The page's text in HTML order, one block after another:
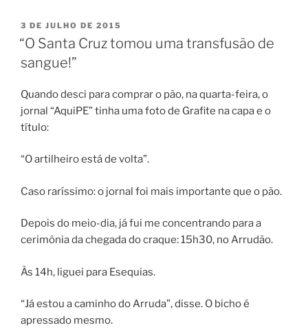
PUBLICADO
EM
3 DE JULHO DE 2015
“O Santa Cruz tomou uma transfusão de
sangue!”
Quando desci para comprar o pão, na quarta-feira, o
jornal “AquiPE” tinha uma foto de Grafite na capa e o
título:
“O artilheiro está de volta”.
Caso raríssimo: o jornal foi mais importante que o pão.
Depois do meio-dia, já fui me concentrando para a
cerimônia da chegada do craque: 15h30, no Arrudão.
Às 14h, liguei para Esequias.
“Já estou a caminho do Arruda”, disse. O bicho é
apressado mesmo.